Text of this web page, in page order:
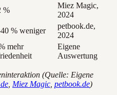
%
Miez Magic,
2024
% weniger
petbook.de,
2024
mehr
Eigene
Auswertung
(Quelle: Eigene
Miez Magic petbook.de)